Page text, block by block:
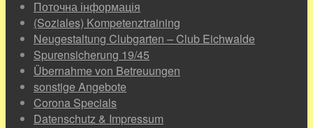
Поточна інформація
(Soziales) Kompetenztraining
Neugestaltung Clubgarten – Club Eichwalde
Spurensicherung 19/45
Übernahme von Betreuungen
sonstige Angebote
Corona Specials
Datenschutz & Impressum